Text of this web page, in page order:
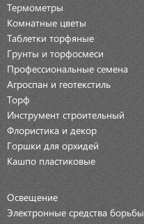
Термометры
Комнатные цветы
Таблетки торфяные
Грунты и торфосмеси
Профессиональные семена
Агроспан и геотекстиль
Торф
Инструмент строительный
Флористика и декор
Горшки для орхидей
Кашпо пластиковые
Освещение
Электронные средства борьбы